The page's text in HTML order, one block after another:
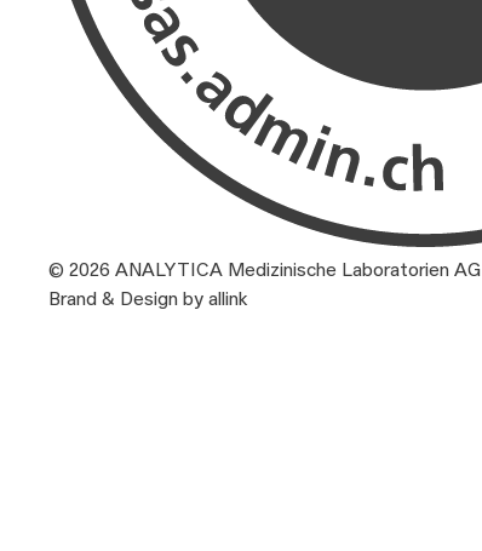
© 2026 ANALYTICA Medizinische Laboratorien AG
Brand & Design by allink